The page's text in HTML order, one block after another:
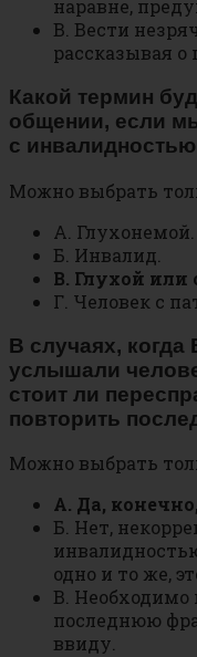
наравне,
В. Вести
рассказывая
Какой термин
общении, если
с
Можно выбрать
А. Глухонемой.
Б. Инвалид.
В. Глухой
Г. Человек с
В случаях,
услышали
стоит ли
повторить
Можно выбрать
А. Да,
Б. Нет,
одно и то же,
В. Необходимо
последнюю
ввиду.